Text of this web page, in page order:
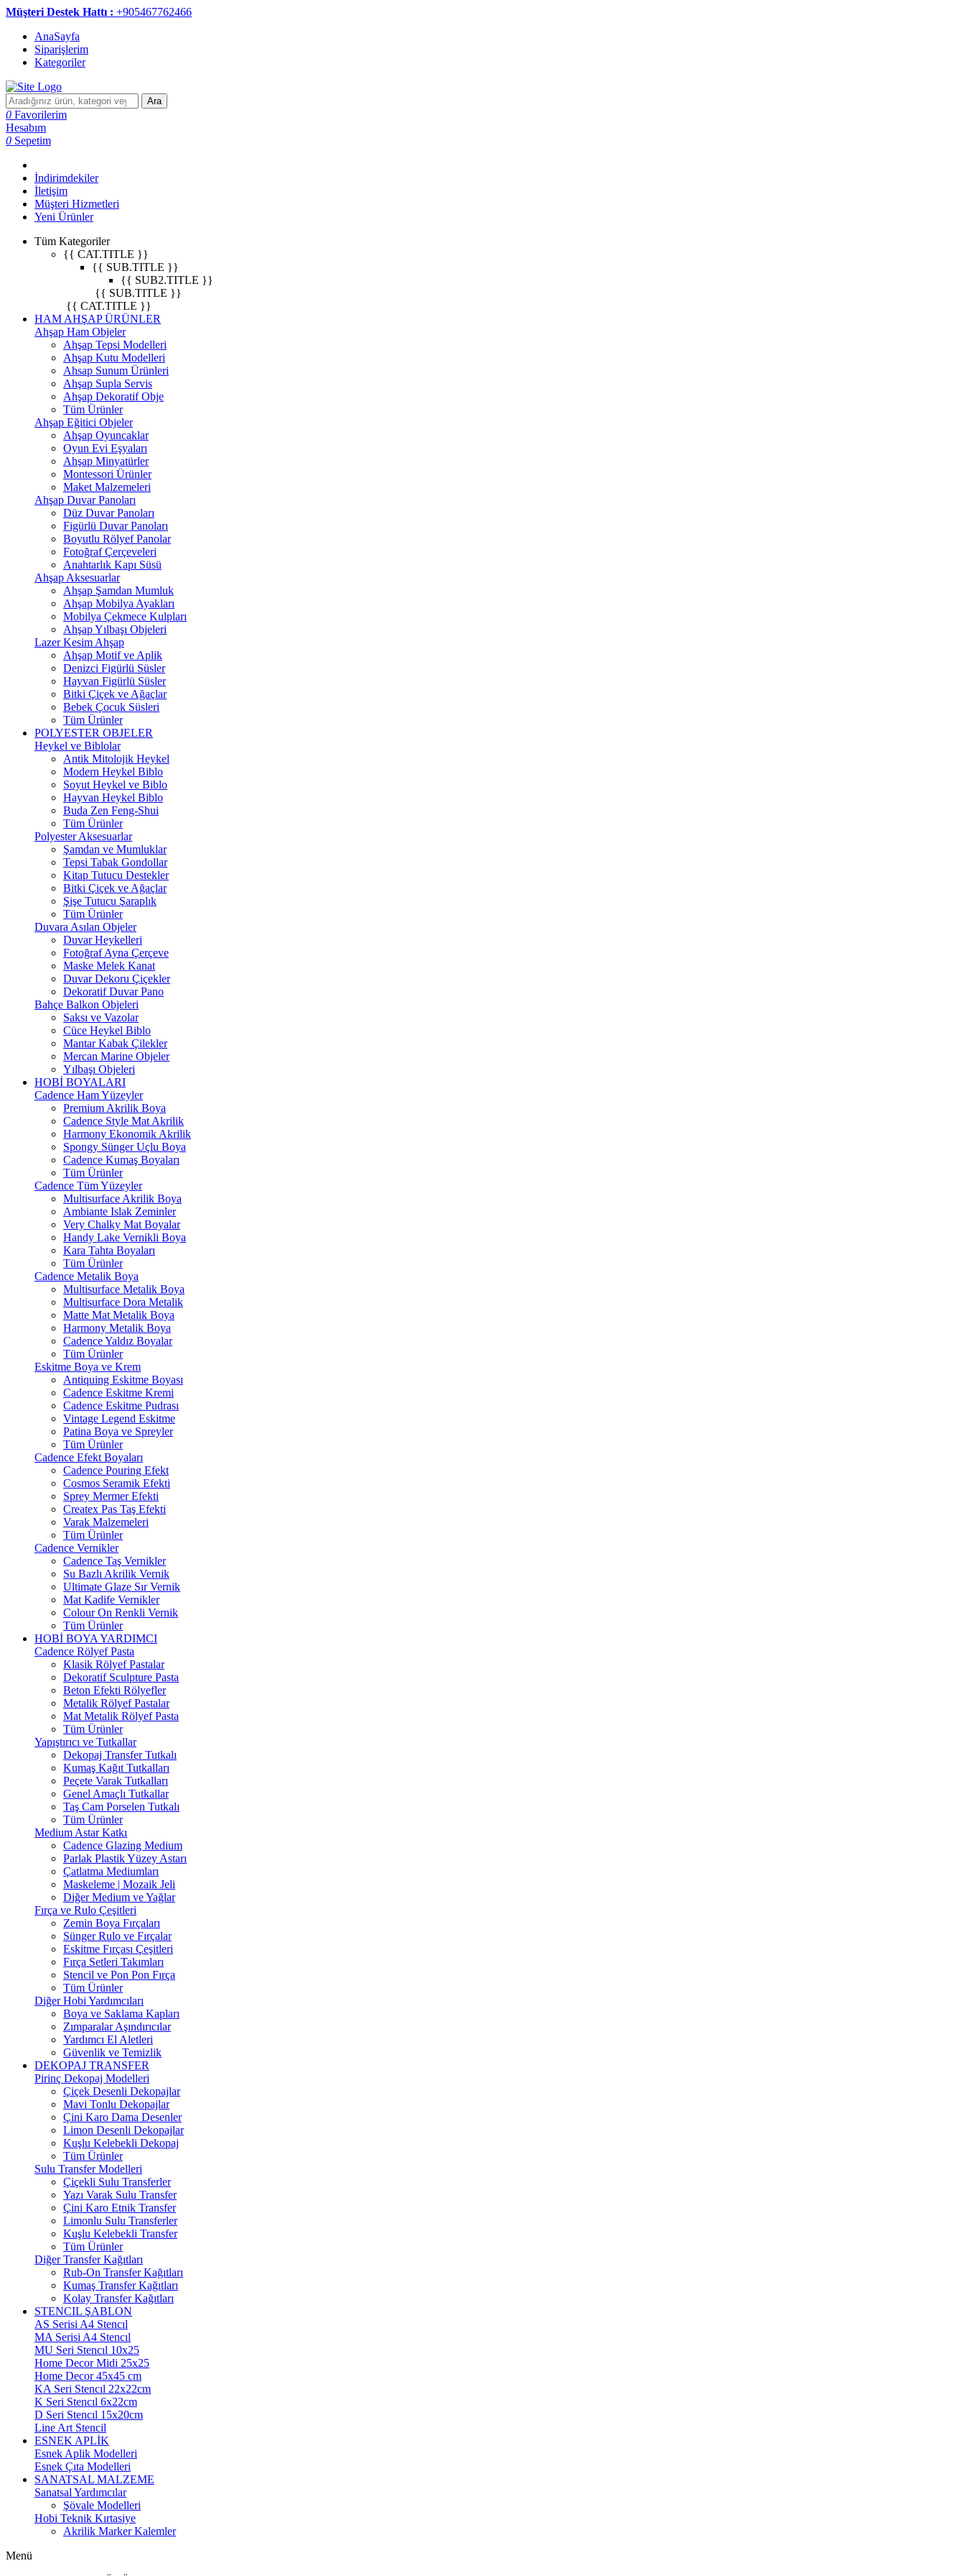
Müşteri Destek Hattı : +905467762466
AnaSayfa
Siparişlerim
Kategoriler
Ara
0 Favorilerim
Hesabım
0 Sepetim
İndirimdekiler
İletişim
Müşteri Hizmetleri
Yeni Ürünler
Tüm Kategoriler
{{ CAT.TITLE }}
{{ SUB.TITLE }}
{{ SUB2.TITLE }}
{{ SUB.TITLE }}
{{ CAT.TITLE }}
HAM AHŞAP ÜRÜNLER
Ahşap Ham Objeler
Ahşap Tepsi Modelleri
Ahşap Kutu Modelleri
Ahsap Sunum Ürünleri
Ahşap Supla Servis
Ahşap Dekoratif Obje
Tüm Ürünler
Ahşap Eğitici Objeler
Ahşap Oyuncaklar
Oyun Evi Eşyaları
Ahşap Minyatürler
Montessori Ürünler
Maket Malzemeleri
Ahşap Duvar Panoları
Düz Duvar Panoları
Figürlü Duvar Panoları
Boyutlu Rölyef Panolar
Fotoğraf Çerçeveleri
Anahtarlık Kapı Süsü
Ahşap Aksesuarlar
Ahşap Şamdan Mumluk
Ahşap Mobilya Ayakları
Mobilya Çekmece Kulpları
Ahşap Yılbaşı Objeleri
Lazer Kesim Ahşap
Ahşap Motif ve Aplik
Denizci Figürlü Süsler
Hayvan Figürlü Süsler
Bitki Çiçek ve Ağaçlar
Bebek Çocuk Süsleri
Tüm Ürünler
POLYESTER OBJELER
Heykel ve Biblolar
Antik Mitolojik Heykel
Modern Heykel Biblo
Soyut Heykel ve Biblo
Hayvan Heykel Biblo
Buda Zen Feng-Shui
Tüm Ürünler
Polyester Aksesuarlar
Şamdan ve Mumluklar
Tepsi Tabak Gondollar
Kitap Tutucu Destekler
Bitki Çiçek ve Ağaçlar
Şişe Tutucu Şaraplık
Tüm Ürünler
Duvara Asılan Objeler
Duvar Heykelleri
Fotoğraf Ayna Çerçeve
Maske Melek Kanat
Duvar Dekoru Çiçekler
Dekoratif Duvar Pano
Bahçe Balkon Objeleri
Saksı ve Vazolar
Cüce Heykel Biblo
Mantar Kabak Çilekler
Mercan Marine Objeler
Yılbaşı Objeleri
HOBİ BOYALARI
Cadence Ham Yüzeyler
Premium Akrilik Boya
Cadence Style Mat Akrilik
Harmony Ekonomik Akrilik
Spongy Sünger Uçlu Boya
Cadence Kumaş Boyaları
Tüm Ürünler
Cadence Tüm Yüzeyler
Multisurface Akrilik Boya
Ambiante Islak Zeminler
Very Chalky Mat Boyalar
Handy Lake Vernikli Boya
Kara Tahta Boyaları
Tüm Ürünler
Cadence Metalik Boya
Multisurface Metalik Boya
Multisurface Dora Metalik
Matte Mat Metalik Boya
Harmony Metalik Boya
Cadence Yaldız Boyalar
Tüm Ürünler
Eskitme Boya ve Krem
Antiquing Eskitme Boyası
Cadence Eskitme Kremi
Cadence Eskitme Pudrası
Vintage Legend Eskitme
Patina Boya ve Spreyler
Tüm Ürünler
Cadence Efekt Boyaları
Cadence Pouring Efekt
Cosmos Seramik Efekti
Sprey Mermer Efekti
Createx Pas Taş Efekti
Varak Malzemeleri
Tüm Ürünler
Cadence Vernikler
Cadence Taş Vernikler
Su Bazlı Akrilik Vernik
Ultimate Glaze Sır Vernik
Mat Kadife Vernikler
Colour On Renkli Vernik
Tüm Ürünler
HOBİ BOYA YARDIMCI
Cadence Rölyef Pasta
Klasik Rölyef Pastalar
Dekoratif Sculpture Pasta
Beton Efekti Rölyefler
Metalik Rölyef Pastalar
Mat Metalik Rölyef Pasta
Tüm Ürünler
Yapıştırıcı ve Tutkallar
Dekopaj Transfer Tutkalı
Kumaş Kağıt Tutkalları
Peçete Varak Tutkalları
Genel Amaçlı Tutkallar
Taş Cam Porselen Tutkalı
Tüm Ürünler
Medium Astar Katkı
Cadence Glazing Medium
Parlak Plastik Yüzey Astarı
Çatlatma Mediumları
Maskeleme | Mozaik Jeli
Diğer Medium ve Yağlar
Fırça ve Rulo Çeşitleri
Zemin Boya Fırçaları
Sünger Rulo ve Fırçalar
Eskitme Fırçası Çeşitleri
Fırça Setleri Takımları
Stencil ve Pon Pon Fırça
Tüm Ürünler
Diğer Hobi Yardımcıları
Boya ve Saklama Kapları
Zımparalar Aşındırıcılar
Yardımcı El Aletleri
Güvenlik ve Temizlik
DEKOPAJ TRANSFER
Pirinç Dekopaj Modelleri
Çiçek Desenli Dekopajlar
Mavi Tonlu Dekopajlar
Çini Karo Dama Desenler
Limon Desenli Dekopajlar
Kuşlu Kelebekli Dekopaj
Tüm Ürünler
Sulu Transfer Modelleri
Çiçekli Sulu Transferler
Yazı Varak Sulu Transfer
Çini Karo Etnik Transfer
Limonlu Sulu Transferler
Kuşlu Kelebekli Transfer
Tüm Ürünler
Diğer Transfer Kağıtları
Rub-On Transfer Kağıtları
Kumaş Transfer Kağıtları
Kolay Transfer Kağıtları
STENCIL ŞABLON
AS Serisi A4 Stencıl
MA Serisi A4 Stencıl
MU Seri Stencıl 10x25
Home Decor Midi 25x25
Home Decor 45x45 cm
KA Seri Stencıl 22x22cm
K Seri Stencıl 6x22cm
D Seri Stencıl 15x20cm
Line Art Stencil
ESNEK APLİK
Esnek Aplik Modelleri
Esnek Çıta Modelleri
SANATSAL MALZEME
Sanatsal Yardımcılar
Şövale Modelleri
Hobi Teknik Kırtasiye
Akrilik Marker Kalemler
Menü